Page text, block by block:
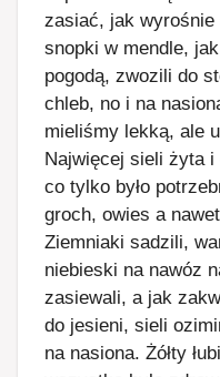
zasiać, jak
snopki w mendle,
pogodą, zwozili do
chleb, no i na
mieliśmy lekką, ale
Najwięcej sieli żyta
co tylko było
groch, owies a
Ziemniaki sadzili,
niebieski na nawóz
zasiewali, a jak
do jesieni, sieli
na nasiona. Żółty